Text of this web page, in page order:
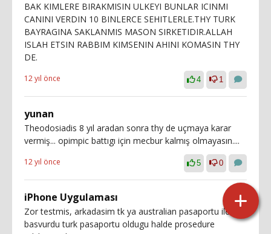
BAK KIMLERE BIRAKMISIN ULKEYI BUNLAR ICINMI
CANINI VERDIN 10 BINLERCE SEHITLERLE.THY TURK
BAYRAGINA SAKLANMIS MASON SIRKETIDIR.ALLAH
ISLAH ETSIN RABBIM KIMSENIN AHINI KOMASIN THY
DE.
12 yıl önce 4 1
yunan
Theodosiadis 8 yıl aradan sonra thy de uçmaya karar
vermiş... opimpic battıgı için mecbur kalmış olmayasın....
12 yıl önce 5 0
iPhone Uygulaması
Zor testmis, arkadasim tk ya australian pasaportu ile
basvurdu turk pasaportu oldugu halde prosedure